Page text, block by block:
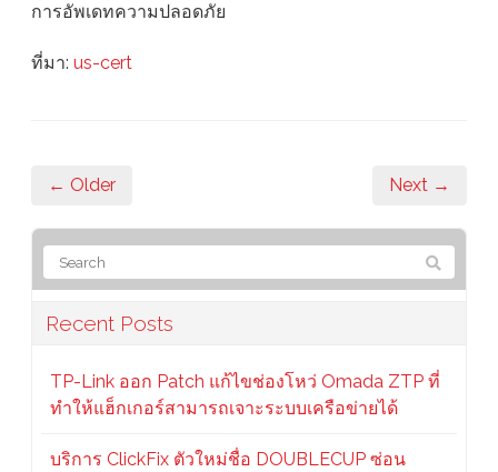
การอัพเดทความปลอดภัย
ที่มา: us-cert
← Older Next →
Recent Posts
TP-Link ออก Patch แก้ไขช่องโหว่ Omada ZTP ที่
ทำให้แฮ็กเกอร์สามารถเจาะระบบเครือข่ายได้
บริการ ClickFix ตัวใหม่ชื่อ DOUBLECUP ซ่อน